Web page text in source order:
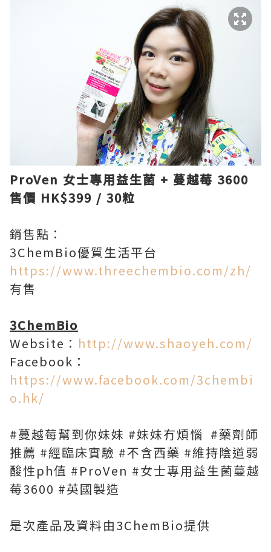
ProVen 女士專用益生菌 + 蔓越莓 3600
售價 HK$399 / 30粒
銷售點：
3ChemBio優質生活平台
https://www.threechembio.com/zh/
有售
3ChemBio
Website： http://www.shaoyeh.com/
Facebook：
https://www.facebook.com/3chembi
o.hk/
#蔓越莓幫到你妹妹 #妹妹冇煩惱 #藥劑師
推薦 #經臨床實驗 #不含西藥 #維持陰道弱
酸性ph值 #ProVen #女士專用益生菌蔓越
莓3600 #英國製造
是次產品及資料由3ChemBio提供